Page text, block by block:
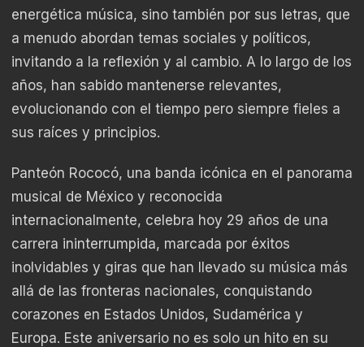
energética música, sino también por sus letras, que
a menudo abordan temas sociales y políticos,
invitando a la reflexión y al cambio. A lo largo de los
años, han sabido mantenerse relevantes,
evolucionando con el tiempo pero siempre fieles a
sus raíces y principios.
Panteón Rococó, una banda icónica en el panorama
musical de México y reconocida
internacionalmente, celebra hoy 29 años de una
carrera ininterrumpida, marcada por éxitos
inolvidables y giras que han llevado su música más
allá de las fronteras nacionales, conquistando
corazones en Estados Unidos, Sudamérica y
Europa. Este aniversario no es solo un hito en su